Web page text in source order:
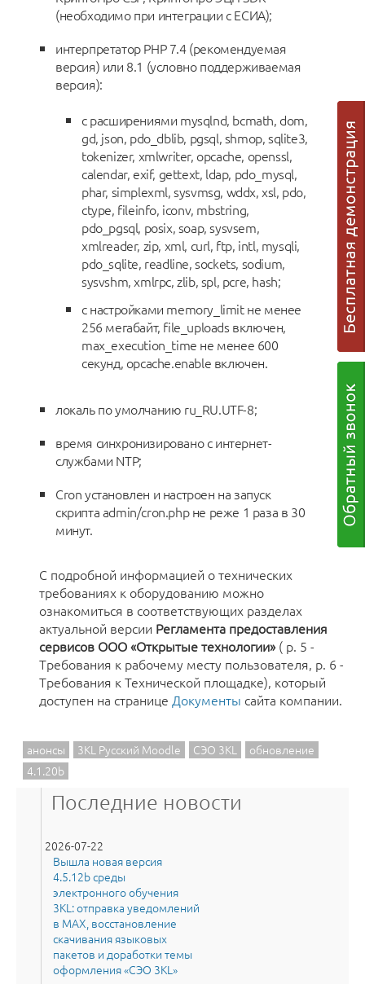
(необходимо при интеграции с ЕСИА);
интерпретатор PHP 7.4 (рекомендуемая
версия) или 8.1 (условно поддерживаемая
версия):
с расширениями mysqlnd, bcmath, dom,
gd, json, pdo_dblib, pgsql, shmop, sqlite3,
tokenizer, xmlwriter, opcache, openssl,
calendar, exif, gettext, ldap, pdo_mysql,
phar, simplexml, sysvmsg, wddx, xsl, pdo,
ctype, fileinfo, iconv, mbstring,
pdo_pgsql, posix, soap, sysvsem,
xmlreader, zip, xml, curl, ftp, intl, mysqli,
pdo_sqlite, readline, sockets, sodium,
sysvshm, xmlrpc, zlib, spl, pcre, hash;
с настройками memory_limit не менее
256 мегабайт, file_uploads включен,
max_execution_time не менее 600
секунд, opcache.enable включен.
локаль по умолчанию ru_RU.UTF-8;
время синхронизировано с интернет-
службами NTP;
Cron установлен и настроен на запуск
скрипта admin/cron.php не реже 1 раза в 30
минут.
С подробной информацией о технических
требованиях к оборудованию можно
ознакомиться в соответствующих разделах
актуальной версии Регламента предоставления
сервисов ООО «Открытые технологии»( р. 5 -
Требования к рабочему месту пользователя, р. 6 -
Требования к Технической площадке), который
доступен на странице Документы сайта компании.
анонсы 3KL Русский Moodle СЭО 3KL
обновление
4.1.20b
Последние новости
2026-07-22
Вышла новая версия
4.5.12b среды
электронного обучения
3KL: отправка уведомлений
в MAX, восстановление
скачивания языковых
пакетов и доработки темы
оформления «СЭО 3KL»